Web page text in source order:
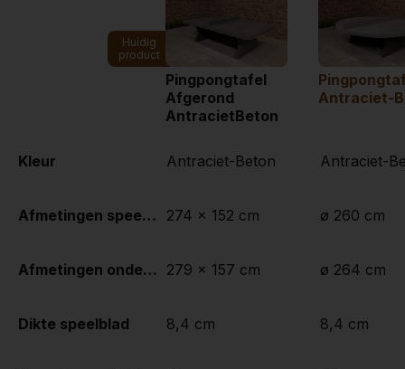
Huidig
product
Pingpongtafel
Afgerond
AntracietBeton
Antraciet-
Kleur
Afmetingen speelblad (L x B)
Afmetingen onderkant speelblad
Dikte speelblad
Antraciet-Beton
274 x 152 cm
279 x 157 cm
8,4 cm
Antraciet-
ø 260 cm
ø 264 cm
8,4 cm